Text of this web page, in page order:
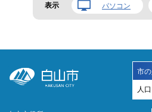
表示 パソコン
市
人口